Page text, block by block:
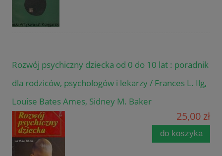
Rozwój psychiczny dziecka od 0 do 10 lat : poradnik
dla rodziców, psychologów i lekarzy / Frances L. Ilg,
Louise Bates Ames, Sidney M. Baker
25,00 zł
do koszyka